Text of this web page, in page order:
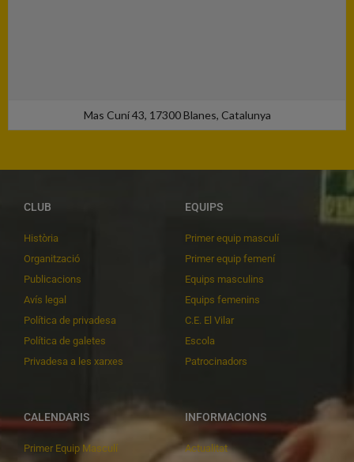
Mas Cuní 43, 17300 Blanes, Catalunya
CLUB
Història
Organització
Publicacions
Avís legal
Política de privadesa
Política de galetes
Privadesa a les xarxes
EQUIPS
Primer equip masculí
Primer equip femení
Equips masculins
Equips femenins
C.E. El Vilar
Escola
Patrocinadors
CALENDARIS
Primer Equip Masculí
INFORMACIONS
Actualitat